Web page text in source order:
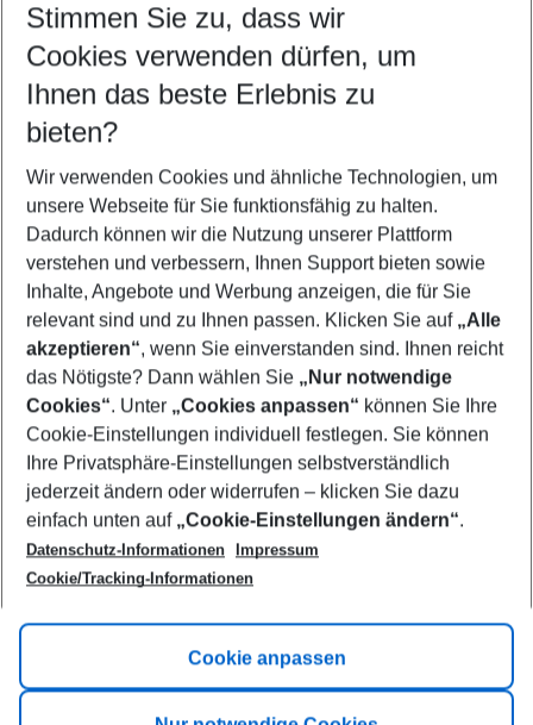
Customize your offer
Find the perfect deal which suits your best
Your departure airport
Any airport
Select your date range
10/08/26–08/08/27 5-8 nights
Who will travel
2 adults No children
Show more filter
Footer
Footer navigation
Title A
Link A
Stimmen Sie zu, dass wir
Cookies verwenden dürfen, um
Ihnen das beste Erlebnis zu
bieten?
Wir verwenden Cookies und ähnliche Technologien, um
unsere Webseite für Sie funktionsfähig zu halten.
Dadurch können wir die Nutzung unserer Plattform
verstehen und verbessern, Ihnen Support bieten sowie
Inhalte, Angebote und Werbung anzeigen, die für Sie
relevant sind und zu Ihnen passen. Klicken Sie auf „Alle
akzeptieren“, wenn Sie einverstanden sind. Ihnen reicht
das Nötigste? Dann wählen Sie „Nur notwendige
Cookies“. Unter „Cookies anpassen“ können Sie Ihre
Cookie-Einstellungen individuell festlegen. Sie können
Ihre Privatsphäre-Einstellungen selbstverständlich
jederzeit ändern oder widerrufen – klicken Sie dazu
einfach unten auf „Cookie-Einstellungen ändern“.
Datenschutz-Informationen
Impressum
Cookie/Tracking-Informationen
Cookie anpassen